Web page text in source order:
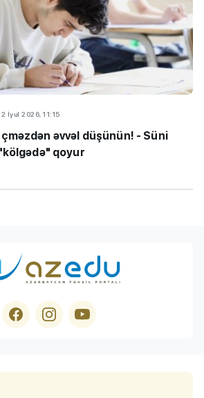
2 İyul 2026, 11:15
əvvəl düşünün! - Süni
qoyur